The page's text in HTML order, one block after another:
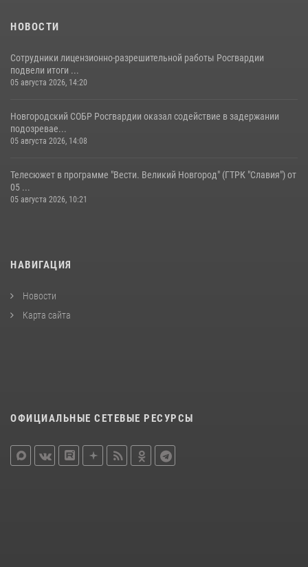
НОВОСТИ
Сотрудники лицензионно-разрешительной работы Росгвардии
подвели итоги ...
05 августа 2026, 14:20
Новгородский СОБР Росгвардии оказал содействие в задержании
подозревае...
05 августа 2026, 14:08
Телесюжет в программе "Вести. Великий Новгород" (ГТРК "Славия") от
05 ...
05 августа 2026, 10:21
НАВИГАЦИЯ
Новости
Карта сайта
ОФИЦИАЛЬНЫЕ СЕТЕВЫЕ РЕСУРСЫ